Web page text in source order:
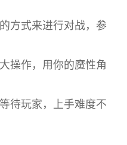
方式来进行对战，参
操作，用你的魔性角
待玩家，上手难度不